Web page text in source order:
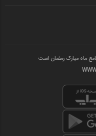
ماه مبارک رمضان است